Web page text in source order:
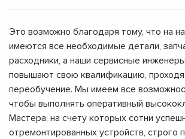
Это возможно благодаря тому, что на
имеются все необходимые детали,
расходники, а наши сервисные
повышают свою квалификацию,
переобучение. Мы имеем все
чтобы выполнять оперативный
Мастера, на счету которых сотни
отремонтированных устройств, строго